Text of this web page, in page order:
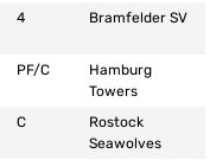
4 Bramfelder SV
PF/C
Hamburg
Towers
C
Rostock
Seawolves